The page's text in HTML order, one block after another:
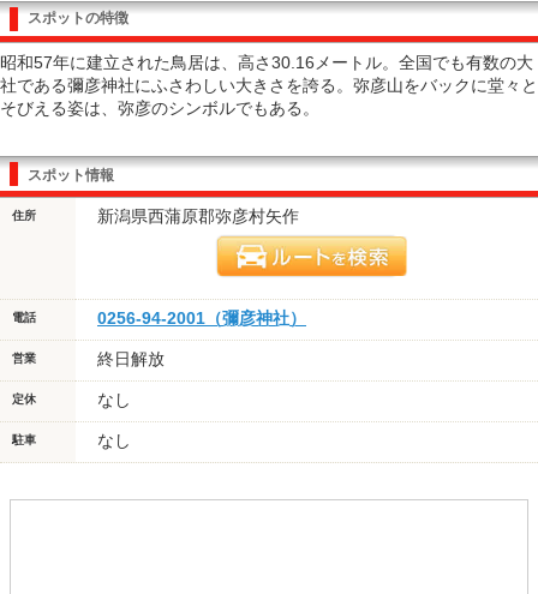
スポットの特徴
昭和57年に建立された鳥居は、高さ30.16メートル。全国でも有数の大
社である彌彦神社にふさわしい大きさを誇る。弥彦山をバックに堂々と
そびえる姿は、弥彦のシンボルでもある。
スポット情報
住所 新潟県西蒲原郡弥彦村矢作
電話 0256-94-2001（彌彦神社）
営業 終日解放
定休 なし
駐車 なし